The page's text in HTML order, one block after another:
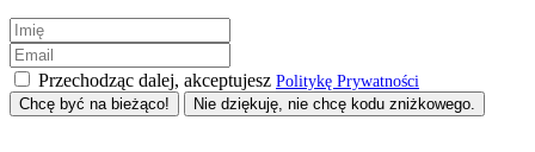
Przechodząc dalej, akceptujesz Politykę Prywatności
Nie dziękuję, nie chcę kodu zniżkowego.